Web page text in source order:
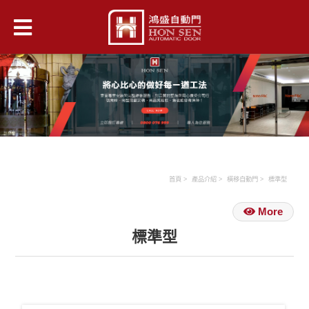
首頁 產品介紹 橫移自動門 標準型
More
標準型